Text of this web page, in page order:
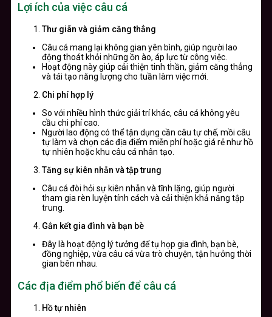
Lợi ích của việc câu cá
Thư giãn và giảm căng thẳng
Câu cá mang lại không gian yên bình, giúp người lao
động thoát khỏi những ồn ào, áp lực từ công việc.
Hoạt động này giúp cải thiện tinh thần, giảm căng thẳng
và tái tạo năng lượng cho tuần làm việc mới.
Chi phí hợp lý
So với nhiều hình thức giải trí khác, câu cá không yêu
cầu chi phí cao.
Người lao động có thể tận dụng cần câu tự chế, mồi câu
tự làm và chọn các địa điểm miễn phí hoặc giá rẻ như hồ
tự nhiên hoặc khu câu cá nhân tạo.
Tăng sự kiên nhẫn và tập trung
Câu cá đòi hỏi sự kiên nhẫn và tĩnh lặng, giúp người
tham gia rèn luyện tính cách và cải thiện khả năng tập
trung.
Gắn kết gia đình và bạn bè
Đây là hoạt động lý tưởng để tụ họp gia đình, bạn bè,
đồng nghiệp, vừa câu cá vừa trò chuyện, tận hưởng thời
gian bên nhau.
Các địa điểm phổ biến để câu cá
Hồ tự nhiên